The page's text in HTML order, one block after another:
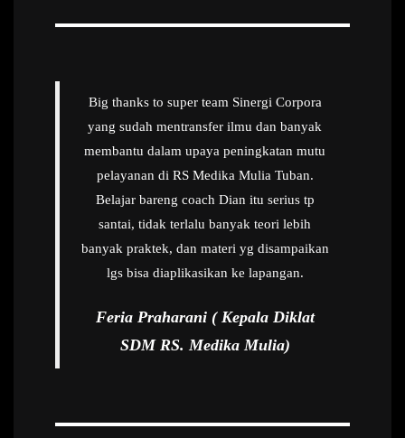
Big thanks to super team Sinergi Corpora
yang sudah mentransfer ilmu dan banyak
membantu dalam upaya peningkatan mutu
pelayanan di RS Medika Mulia Tuban.
Belajar bareng coach Dian itu serius tp
santai, tidak terlalu banyak teori lebih
banyak praktek, dan materi yg disampaikan
lgs bisa diaplikasikan ke lapangan.
Feria Praharani ( Kepala Diklat
SDM RS. Medika Mulia)